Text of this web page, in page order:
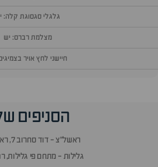
גלגלי סגסוגת קלה:
מצלמת רברס: יש
חיישני לחץ אויר
הסניפים
ראשל״צ - דוד סחרוב 7, ראשון לציון
גלילות - מתחם פי גלילות,